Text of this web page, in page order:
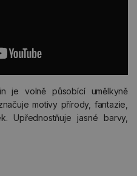
je volně působící umělkyně
motivy přírody, fantazie,
Upřednostňuje jasné barvy,